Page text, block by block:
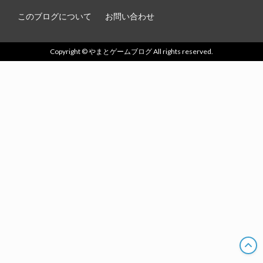
このブログについて お問い合わせ
Copyright © やまとゲームブログ All rights reserved.